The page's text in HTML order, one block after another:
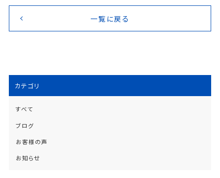
一覧に戻る
カテゴリ
すべて
ブログ
お客様の声
お知らせ